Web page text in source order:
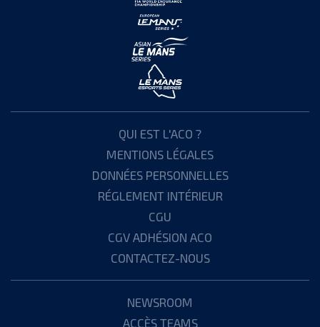
QUI EST L'ACO ?
MENTIONS LÉGALES
DONNÉES PERSONNELLES
RÉGLEMENT INTÉRIEUR
CGU
CGV ADHÉSION ACO
CONTACTEZ-NOUS
NEWSROOM
ACCÈS TEAMS